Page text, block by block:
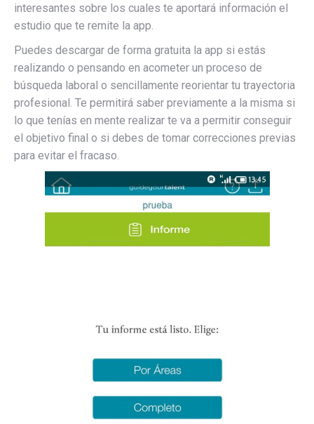
interesantes sobre los cuales te aportará información el
estudio que te remite la app.
Puedes descargar de forma gratuita la app si estás
realizando o pensando en acometer un proceso de
búsqueda laboral o sencillamente reorientar tu trayectoria
profesional. Te permitirá saber previamente a la misma si
lo que tenías en mente realizar te va a permitir conseguir
el objetivo final o si debes de tomar correcciones previas
para evitar el fracaso.